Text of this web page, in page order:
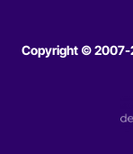
Copyright © 2007-